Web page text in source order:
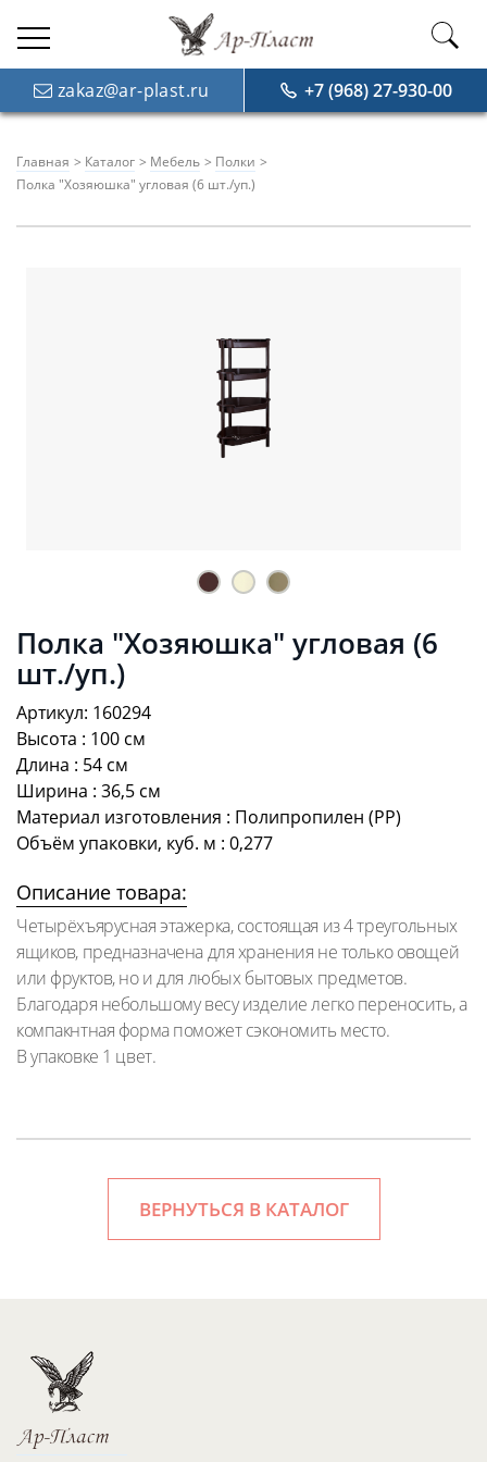
zakaz@ar-plast.ru +7 (968) 27-930-00
Главная Каталог Мебель
Полки
Полка "Хозяюшка" угловая (6 шт./уп.)
Полка "Хозяюшка" угловая (6
шт./уп.)
Артикул: 160294
Высота : 100 см
Длина : 54 см
Ширина : 36,5 см
Материал изготовления : Полипропилен (PP)
Объём упаковки, куб. м : 0,277
Описание товара:
Четырёхъярусная этажерка, состоящая из 4 треугольных
ящиков, предназначена для хранения не только овощей
или фруктов, но и для любых бытовых предметов.
Благодаря небольшому весу изделие легко переносить, а
компакнтная форма поможет сэкономить место.
В упаковке 1 цвет.
ВЕРНУТЬСЯ В КАТАЛОГ